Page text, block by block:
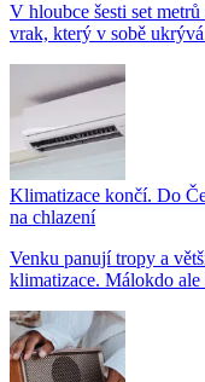
V hloubce šesti set
vrak, který v sobě
Klimatizace končí. Do
na chlazení
Venku panují tropy a
klimatizace. Málokdo ale